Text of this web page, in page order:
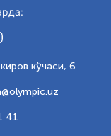
кўчаси, 6
41